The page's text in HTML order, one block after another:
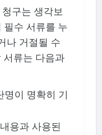
구는 생각보
필수 서류를 누
나 거절될 수
서류는 다음과
명이 명확히 기
용과 사용된